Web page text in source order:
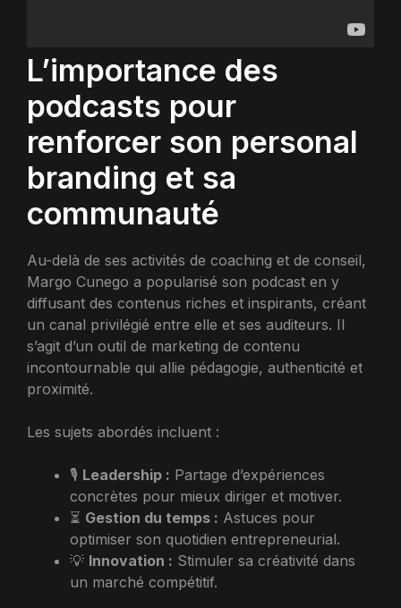
L’importance des
podcasts pour
renforcer son personal
branding et sa
communauté
Au-delà de ses activités de coaching et de conseil,
Margo Cunego a popularisé son podcast en y
diffusant des contenus riches et inspirants, créant
un canal privilégié entre elle et ses auditeurs. Il
s’agit d’un outil de marketing de contenu
incontournable qui allie pédagogie, authenticité et
proximité.
Les sujets abordés incluent :
🎙️ Leadership : Partage d’expériences
concrètes pour mieux diriger et motiver.
⏳ Gestion du temps : Astuces pour
optimiser son quotidien entrepreneurial.
💡 Innovation : Stimuler sa créativité dans
un marché compétitif.